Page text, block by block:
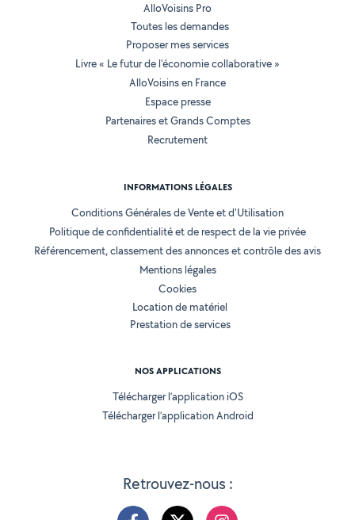
Retrouvez-nous :
AlloVoisins Pro
Toutes les demandes
Proposer mes services
Livre « Le futur de l'économie collaborative »
AlloVoisins en France
Espace presse
Partenaires et Grands Comptes
Recrutement
INFORMATIONS LÉGALES
Conditions Générales de Vente et d'Utilisation
Politique de confidentialité et de respect de la vie privée
Référencement, classement des annonces et contrôle des avis
Mentions légales
Cookies
Location de matériel
Prestation de services
NOS APPLICATIONS
Télécharger l’application iOS
Télécharger l’application Android